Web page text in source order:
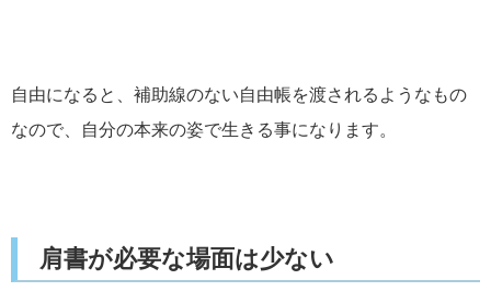
自由になると、補助線のない自由帳を渡されるようなもの
なので、自分の本来の姿で生きる事になります。
肩書が必要な場面は少ない